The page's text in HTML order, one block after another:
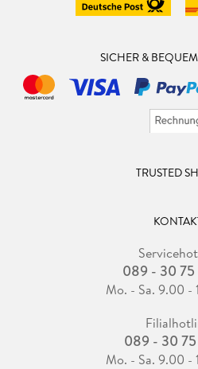
SICHER &
TRUSTED
089 - 30
Mo. - Sa. 9.00 -
089 - 30
Mo. - Sa. 9.00 -